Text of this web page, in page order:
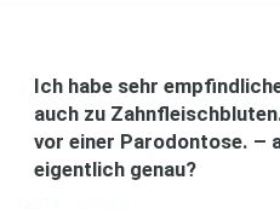
Ich habe sehr
auch zu
vor einer Parodontose. –
eigentlich genau?